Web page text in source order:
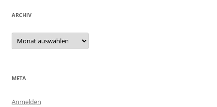
ARCHIV
Archiv
META
Anmelden